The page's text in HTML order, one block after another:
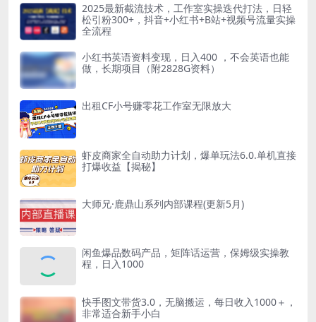
2025最新截流技术，工作室实操迭代打法，日轻
松引粉300+，抖音+小红书+B站+视频号流量实操
全流程
小红书英语资料变现，日入400 ，不会英语也能
做，长期项目（附2828G资料）
出租CF小号赚零花工作室无限放大
虾皮商家全自动助力计划，爆单玩法6.0.单机直接
打爆收益【揭秘】
大师兄·鹿鼎山系列内部课程(更新5月)
闲鱼爆品数码产品，矩阵话运营，保姆级实操教
程，日入1000
快手图文带货3.0，无脑搬运，每日收入1000＋，
非常适合新手小白